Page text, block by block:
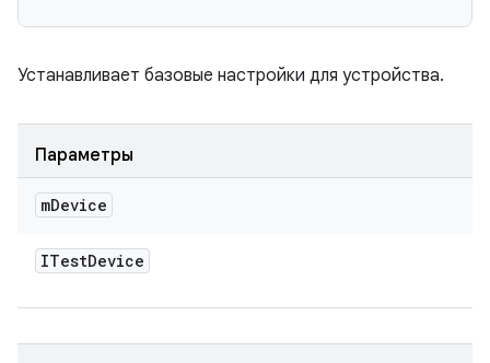
Устанавливает базовые настройки для устройства.
Параметры
mDevice
ITestDevice